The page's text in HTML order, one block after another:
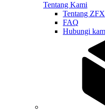
Tentang Kami
Tentang ZFX
FAQ
Hubungi